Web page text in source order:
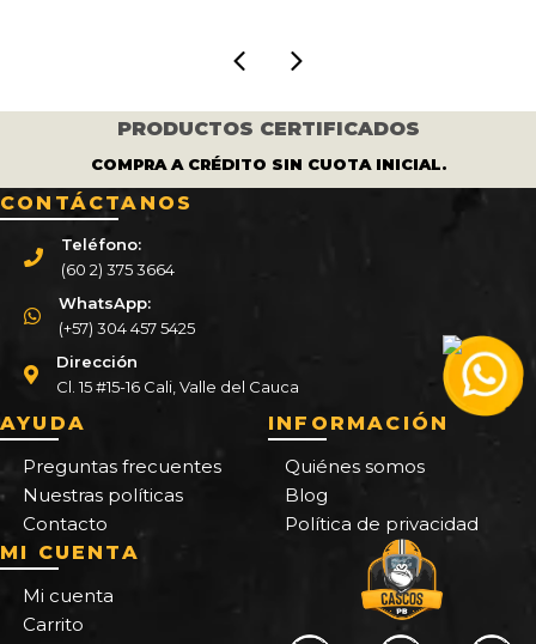
PRODUCTOS CERTIFICADOS
COMPRA A CRÉDITO SIN CUOTA INICIAL.
CONTÁCTANOS
Teléfono:
(60 2) 375 3664
WhatsApp:
(+57) 304 457 5425
Dirección
Cl. 15 #15-16 Cali, Valle del Cauca
AYUDA
Preguntas frecuentes
Nuestras políticas
Contacto
INFORMACIÓN
Quiénes somos
Blog
Política de privacidad
MI CUENTA
Mi cuenta
Carrito